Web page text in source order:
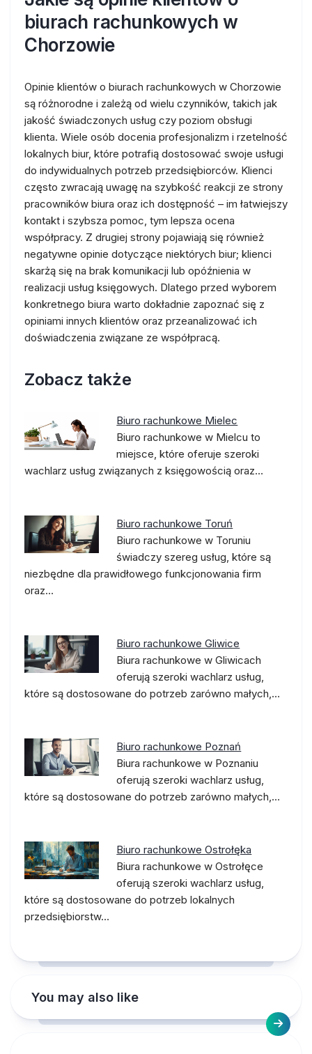
biurach rachunkowych w
Chorzowie
Opinie klientów o biurach rachunkowych w Chorzowie
są różnorodne i zależą od wielu czynników, takich jak
jakość świadczonych usług czy poziom obsługi
klienta. Wiele osób docenia profesjonalizm i rzetelność
lokalnych biur, które potrafią dostosować swoje usługi
do indywidualnych potrzeb przedsiębiorców. Klienci
często zwracają uwagę na szybkość reakcji ze strony
pracowników biura oraz ich dostępność – im łatwiejszy
kontakt i szybsza pomoc, tym lepsza ocena
współpracy. Z drugiej strony pojawiają się również
negatywne opinie dotyczące niektórych biur; klienci
skarżą się na brak komunikacji lub opóźnienia w
realizacji usług księgowych. Dlatego przed wyborem
konkretnego biura warto dokładnie zapoznać się z
opiniami innych klientów oraz przeanalizować ich
doświadczenia związane ze współpracą.
Zobacz także
Biuro rachunkowe Mielec
Biuro rachunkowe w Mielcu to
miejsce, które oferuje szeroki
wachlarz usług związanych z księgowością oraz…
Biuro rachunkowe Toruń
Biuro rachunkowe w Toruniu
świadczy szereg usług, które są
niezbędne dla prawidłowego funkcjonowania firm
oraz…
Biuro rachunkowe Gliwice
Biura rachunkowe w Gliwicach
oferują szeroki wachlarz usług,
które są dostosowane do potrzeb zarówno małych,…
Biuro rachunkowe Poznań
Biura rachunkowe w Poznaniu
oferują szeroki wachlarz usług,
które są dostosowane do potrzeb zarówno małych,…
Biuro rachunkowe Ostrołęka
Biura rachunkowe w Ostrołęce
oferują szeroki wachlarz usług,
które są dostosowane do potrzeb lokalnych
przedsiębiorstw…
You may also like